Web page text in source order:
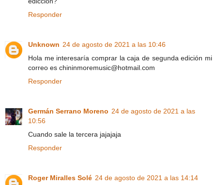
Responder
Unknown 24 de agosto de 2021 a las 10:46
Hola me interesaría comprar la caja de segunda edición mi
correo es chininmoremusic@hotmail.com
Responder
Germán Serrano Moreno 24 de agosto de 2021 a las
10:56
Cuando sale la tercera jajajaja
Responder
Roger Miralles Solé 24 de agosto de 2021 a las 14:14